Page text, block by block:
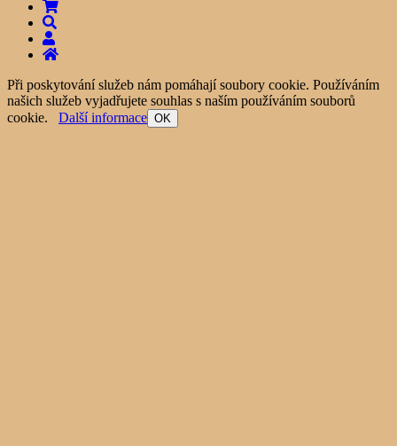
Při poskytování služeb nám pomáhají soubory cookie. Používáním
našich služeb vyjadřujete souhlas s naším používáním souborů
cookie. Další informace